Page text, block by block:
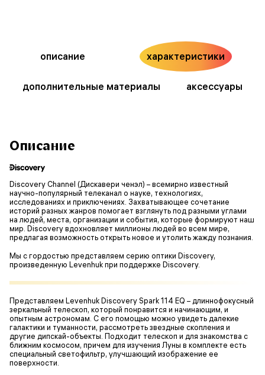
описание характеристики
дополнительные материалы аксессуары
Описание
Discovery Channel (Дискавери ченэл) – всемирно известный
научно-популярный телеканал о науке, технологиях,
исследованиях и приключениях. Захватывающее сочетание
историй разных жанров помогает взглянуть под разными углами
на людей, места, организации и события, которые формируют наш
мир. Discovery вдохновляет миллионы людей во всем мире,
предлагая возможность открыть новое и утолить жажду познания.
Мы с гордостью представляем серию оптики Discovery,
произведенную Levenhuk при поддержке Discovery.
Представляем Levenhuk Discovery Spark 114 EQ – длиннофокусный
зеркальный телескоп, который понравится и начинающим, и
опытным астрономам. С его помощью можно увидеть далекие
галактики и туманности, рассмотреть звездные скопления и
другие дипскай-объекты. Подходит телескоп и для знакомства с
ближним космосом, причем для изучения Луны в комплекте есть
специальный светофильтр, улучшающий изображение ее
поверхности.